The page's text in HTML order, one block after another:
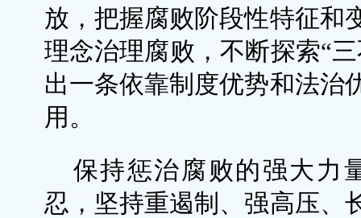
放，把握腐败阶段性特征和
理念治理腐败，不断探索“
出一条依靠制度优势和法治
用。
保持惩治腐败的强大力
忍，坚持重遏制、强高压、